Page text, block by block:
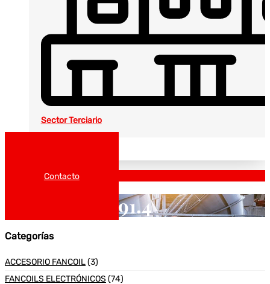
Sector Terciario
Contacto
91.4
Categorías
ACCESORIO FANCOIL(3)
FANCOILS ELECTRÓNICOS (74)